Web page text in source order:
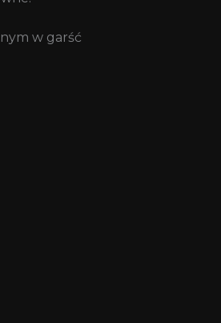
w garść